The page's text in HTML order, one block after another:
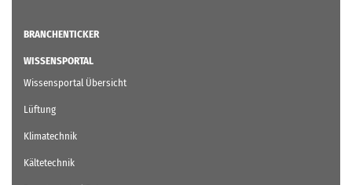
BRANCHENTICKER
WISSENSPORTAL
Wissensportal Übersicht
Lüftung
Klimatechnik
Kältetechnik